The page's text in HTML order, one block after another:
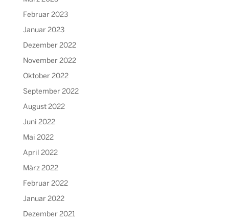
Februar 2023
Januar 2023
Dezember 2022
November 2022
Oktober 2022
September 2022
August 2022
Juni 2022
Mai 2022
April 2022
März 2022
Februar 2022
Januar 2022
Dezember 2021